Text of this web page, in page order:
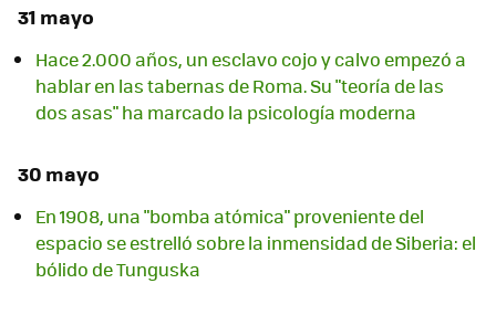
31 mayo
Hace 2.000 años, un esclavo cojo y calvo empezó a
hablar en las tabernas de Roma. Su "teoría de las
dos asas" ha marcado la psicología moderna
30 mayo
En 1908, una "bomba atómica" proveniente del
espacio se estrelló sobre la inmensidad de Siberia: el
bólido de Tunguska